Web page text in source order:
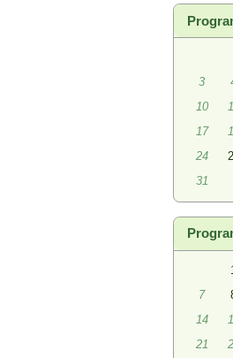
3
10
17
24
31
7
14
21